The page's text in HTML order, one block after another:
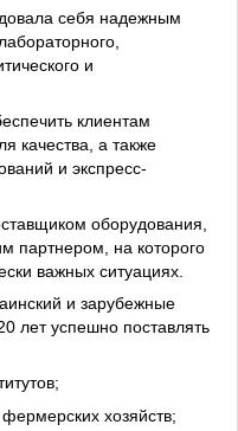
себя надежным
и
клиентам
качества, а также
и экспресс-
оборудования,
партнером, на которого
важных ситуациях.
и зарубежные
лет успешно поставлять
хозяйств;